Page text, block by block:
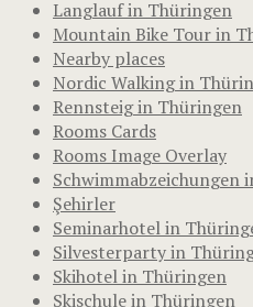
Langlauf in Thüringen
Mountain Bike Tour in
Nearby places
Nordic Walking in
Rennsteig in Thüringen
Rooms Cards
Rooms Image Overlay
Schwimmabzeichungen
Şehirler
Seminarhotel in
Silvesterparty in
Skihotel in Thüringen
Skischule in Thüringen